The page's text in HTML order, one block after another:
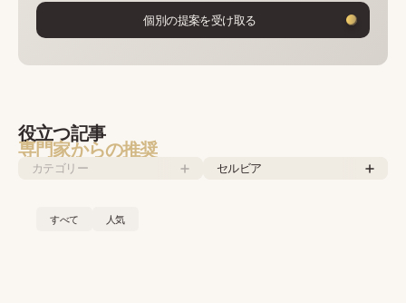
個別の提案を受け取る
役立つ記事
専門家からの推奨
カテゴリー セルビア
すべて 人気